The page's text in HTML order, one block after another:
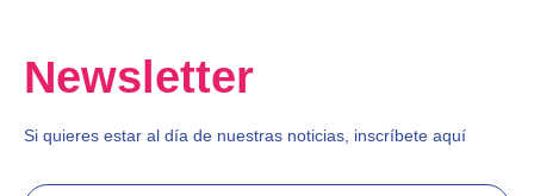
Newsletter
Si quieres estar al día de nuestras noticias, inscríbete aquí